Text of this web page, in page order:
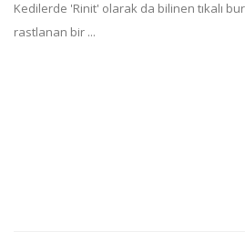
Kedilerde 'Rinit' olarak da bilinen tıkalı
rastlanan bir ...